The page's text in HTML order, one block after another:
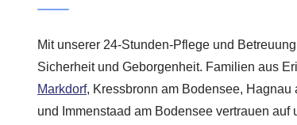
Mit unserer 24-Stunden-Pflege und
Sicherheit und Geborgenheit. Familien aus
Markdorf, Kressbronn am Bodensee, Hagnau
und Immenstaad am Bodensee vertrauen